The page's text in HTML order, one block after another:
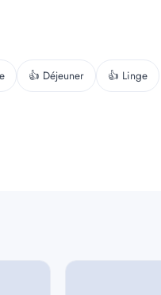
👍 Déjeuner 👍 Linge